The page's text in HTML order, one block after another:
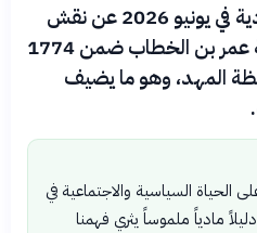
كشفت هيئة التراث السعودية في يونيو 2026 عن نقش
صخري يحمل اسم الخليفة عمر بن الخطاب ضمن 1774
المهد، وهو ما يضيف
الحياة السياسية والاجتماعية في
مادياً ملموساً يثري فهمنا